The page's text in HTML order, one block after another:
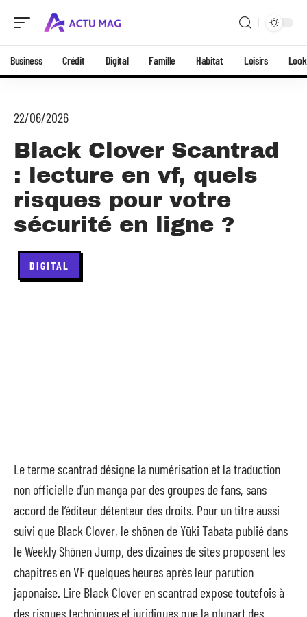
Business Crédit Digital Famille Habitat Loisirs Look
22/06/2026
Black Clover Scantrad
: lecture en vf, quels
risques pour votre
sécurité en ligne ?
DIGITAL
Le terme scantrad désigne la numérisation et la traduction
non officielle d’un manga par des groupes de fans, sans
accord de l’éditeur détenteur des droits. Pour un titre aussi
suivi que Black Clover, le shōnen de Yūki Tabata publié dans
le Weekly Shōnen Jump, des dizaines de sites proposent les
chapitres en VF quelques heures après leur parution
japonaise. Lire Black Clover en scantrad expose toutefois à
des risques techniques et juridiques que la plupart des